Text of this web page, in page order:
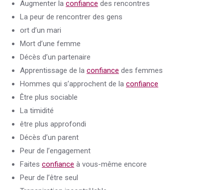
Augmenter la confiance des rencontres
La peur de rencontrer des gens
ort d’un mari
Mort d’une femme
Décès d’un partenaire
Apprentissage de la confiance des femmes
Hommes qui s’approchent de la confiance
Être plus sociable
La timidité
être plus approfondi
Décès d’un parent
Peur de l’engagement
Faites confiance à vous-même encore
Peur de l’être seul